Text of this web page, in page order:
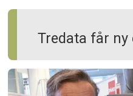
Tredata får ny